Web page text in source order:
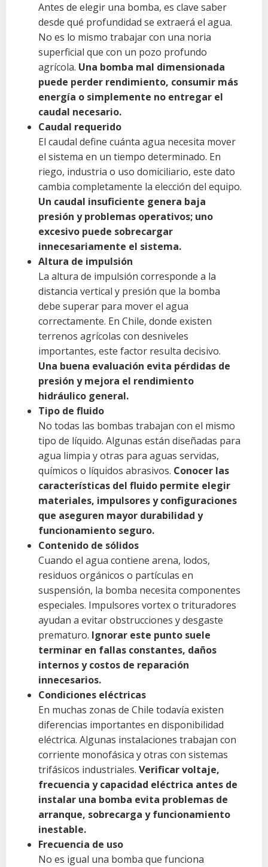
Antes de elegir una bomba, es clave saber
desde qué profundidad se extraerá el agua.
No es lo mismo trabajar con una noria
superficial que con un pozo profundo
agrícola. Una bomba mal dimensionada
puede perder rendimiento, consumir más
energía o simplemente no entregar el
caudal necesario.
Caudal requerido
El caudal define cuánta agua necesita mover
el sistema en un tiempo determinado. En
riego, industria o uso domiciliario, este dato
cambia completamente la elección del equipo.
Un caudal insuficiente genera baja
presión y problemas operativos; uno
excesivo puede sobrecargar
innecesariamente el sistema.
Altura de impulsión
La altura de impulsión corresponde a la
distancia vertical y presión que la bomba
debe superar para mover el agua
correctamente. En Chile, donde existen
terrenos agrícolas con desniveles
importantes, este factor resulta decisivo.
Una buena evaluación evita pérdidas de
presión y mejora el rendimiento
hidráulico general.
Tipo de fluido
No todas las bombas trabajan con el mismo
tipo de líquido. Algunas están diseñadas para
agua limpia y otras para aguas servidas,
químicos o líquidos abrasivos. Conocer las
características del fluido permite elegir
materiales, impulsores y configuraciones
que aseguren mayor durabilidad y
funcionamiento seguro.
Contenido de sólidos
Cuando el agua contiene arena, lodos,
residuos orgánicos o partículas en
suspensión, la bomba necesita componentes
especiales. Impulsores vortex o trituradores
ayudan a evitar obstrucciones y desgaste
prematuro. Ignorar este punto suele
terminar en fallas constantes, daños
internos y costos de reparación
innecesarios.
Condiciones eléctricas
En muchas zonas de Chile todavía existen
diferencias importantes en disponibilidad
eléctrica. Algunas instalaciones trabajan con
corriente monofásica y otras con sistemas
trifásicos industriales. Verificar voltaje,
frecuencia y capacidad eléctrica antes de
instalar una bomba evita problemas de
arranque, sobrecarga y funcionamiento
inestable.
Frecuencia de uso
No es igual una bomba que funciona